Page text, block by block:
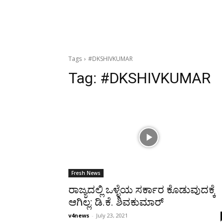
Tags #DKSHIVKUMAR
Tag: #DKSHIVKUMAR
Fresh News
ರಾಜ್ಯದಲ್ಲಿ ಒಳ್ಳೆಯ ಸರ್ಕಾರ ಕೊಡುವುದಕ್ಕೆ
ಆಗಿಲ್ಲ: ಡಿ.ಕೆ. ಶಿವಕುಮಾರ್
v4news - July 23, 2021